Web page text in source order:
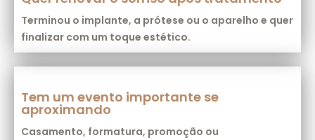
Terminou o implante, a prótese ou o aparelho e quer
finalizar com um toque estético.
Tem um evento importante se
aproximando
Casamento, formatura, promoção ou